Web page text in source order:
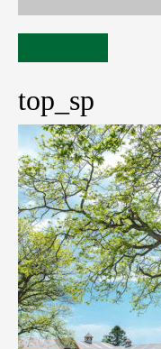
top_sp